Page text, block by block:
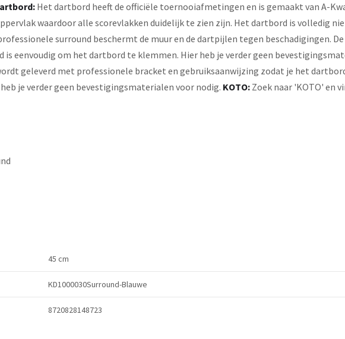
Het dartbord heeft de officiële toernooiafmetingen en is gemaakt van A-
waardoor alle scorevlakken duidelijk te zien zijn. Het dartbord is volledig
surround beschermt de muur en de dartpijlen tegen beschadigingen.
eenvoudig om het dartbord te klemmen. Hier heb je verder geen
geleverd met professionele bracket en gebruiksaanwijzing zodat je het
je verder geen bevestigingsmaterialen voor nodig. KOTO: Zoek naar 'KOTO' en
45 cm
KD1000030Surround-Blauwe
8720828148723